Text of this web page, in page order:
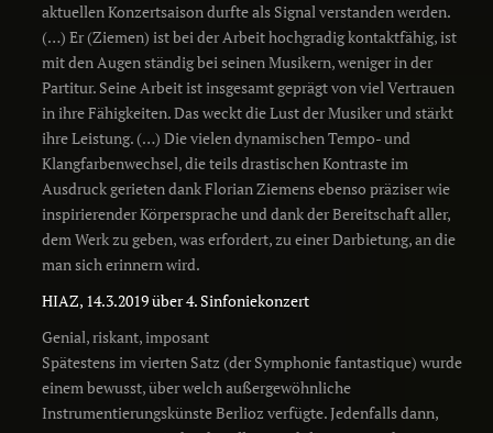
aktuellen Konzertsaison durfte als Signal verstanden werden.
(…) Er (Ziemen) ist bei der Arbeit hochgradig kontaktfähig, ist
mit den Augen ständig bei seinen Musikern, weniger in der
Partitur. Seine Arbeit ist insgesamt geprägt von viel Vertrauen
in ihre Fähigkeiten. Das weckt die Lust der Musiker und stärkt
ihre Leistung. (…) Die vielen dynamischen Tempo- und
Klangfarbenwechsel, die teils drastischen Kontraste im
Ausdruck gerieten dank Florian Ziemens ebenso präziser wie
inspirierender Körpersprache und dank der Bereitschaft aller,
dem Werk zu geben, was erfordert, zu einer Darbietung, an die
man sich erinnern wird.
HIAZ, 14.3.2019 über 4. Sinfoniekonzert
Genial, riskant, imposant
Spätestens im vierten Satz (der Symphonie fantastique) wurde
einem bewusst, über welch außergewöhnliche
Instrumentierungskünste Berlioz verfügte. Jedenfalls dann,